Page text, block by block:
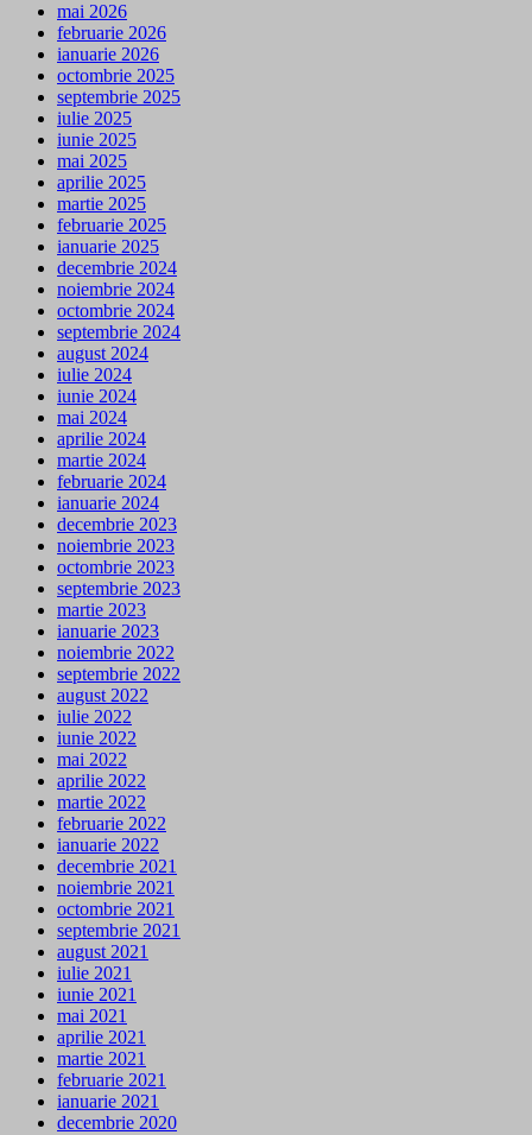
mai 2026
februarie 2026
ianuarie 2026
octombrie 2025
septembrie 2025
iulie 2025
iunie 2025
mai 2025
aprilie 2025
martie 2025
februarie 2025
ianuarie 2025
decembrie 2024
noiembrie 2024
octombrie 2024
septembrie 2024
august 2024
iulie 2024
iunie 2024
mai 2024
aprilie 2024
martie 2024
februarie 2024
ianuarie 2024
decembrie 2023
noiembrie 2023
octombrie 2023
septembrie 2023
martie 2023
ianuarie 2023
noiembrie 2022
septembrie 2022
august 2022
iulie 2022
iunie 2022
mai 2022
aprilie 2022
martie 2022
februarie 2022
ianuarie 2022
decembrie 2021
noiembrie 2021
octombrie 2021
septembrie 2021
august 2021
iulie 2021
iunie 2021
mai 2021
aprilie 2021
martie 2021
februarie 2021
ianuarie 2021
decembrie 2020